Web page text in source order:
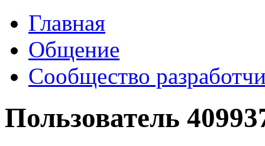
Главная
Общение
Сообщество
Пользователь